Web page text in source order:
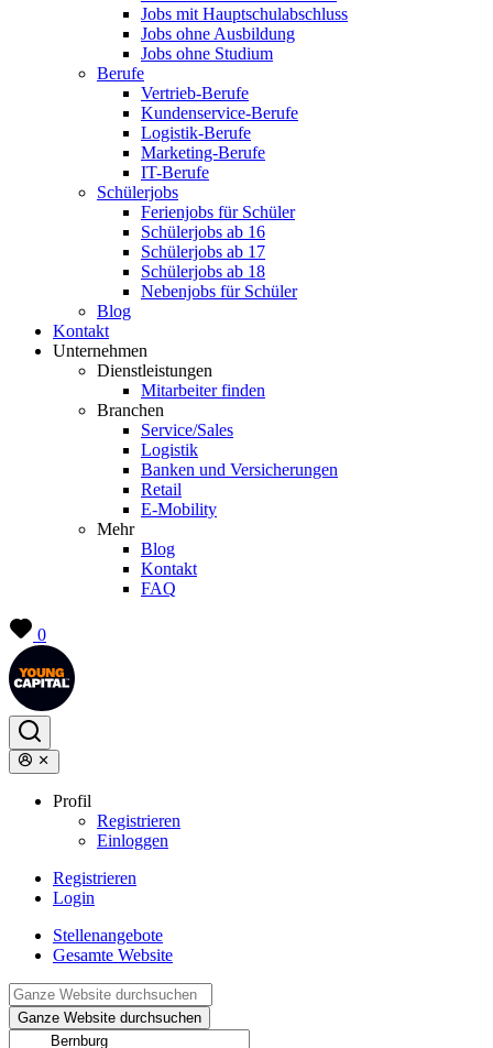
Jobs mit Hauptschulabschluss
Jobs ohne Ausbildung
Jobs ohne Studium
Berufe
Vertrieb-Berufe
Kundenservice-Berufe
Logistik-Berufe
Marketing-Berufe
IT-Berufe
Schülerjobs
Ferienjobs für Schüler
Schülerjobs ab 16
Schülerjobs ab 17
Schülerjobs ab 18
Nebenjobs für Schüler
Blog
Kontakt
Unternehmen
Dienstleistungen
Mitarbeiter finden
Branchen
Service/Sales
Logistik
Banken und Versicherungen
Retail
E-Mobility
Mehr
Blog
Kontakt
FAQ
0
Profil
Registrieren
Einloggen
Registrieren
Login
Stellenangebote
Gesamte Website